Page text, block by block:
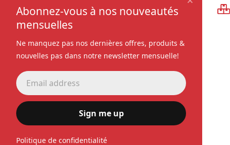
Qualité supérieure
Abonnez-vous à nos nouveautés
mensuelles
Ne manquez pas nos dernières offres, produits &
nouvelles pas dans notre newsletter mensuelle!
Sign me up
Politique de confidentialité